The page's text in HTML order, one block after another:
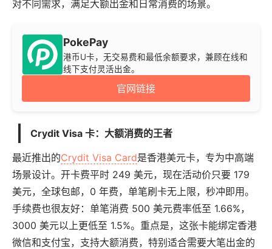
对不同需求，满足大额出金和日常消费的场景。
PokePay
港币U卡，无交易费和最低余额要求，兼顾在线和
线下支付灵活出金。
官网链接
Crydit Visa 卡：大额消费的王者
最近推出的Crydit Visa Card是香港美元卡，专为中高端
场景设计。开卡费平时 249 美元，现在活动价只要 179
美元，全球包邮，0 年费，单笔刷卡无上限，秒冲即用。
手续费也很友好：单笔消费 500 美元费率低至 1.66%，
3000 美元以上更低至 1.5%。重点是，这张卡能绑定香港
微信和支付宝，支持大额消费，特别适合需要大笔出金的